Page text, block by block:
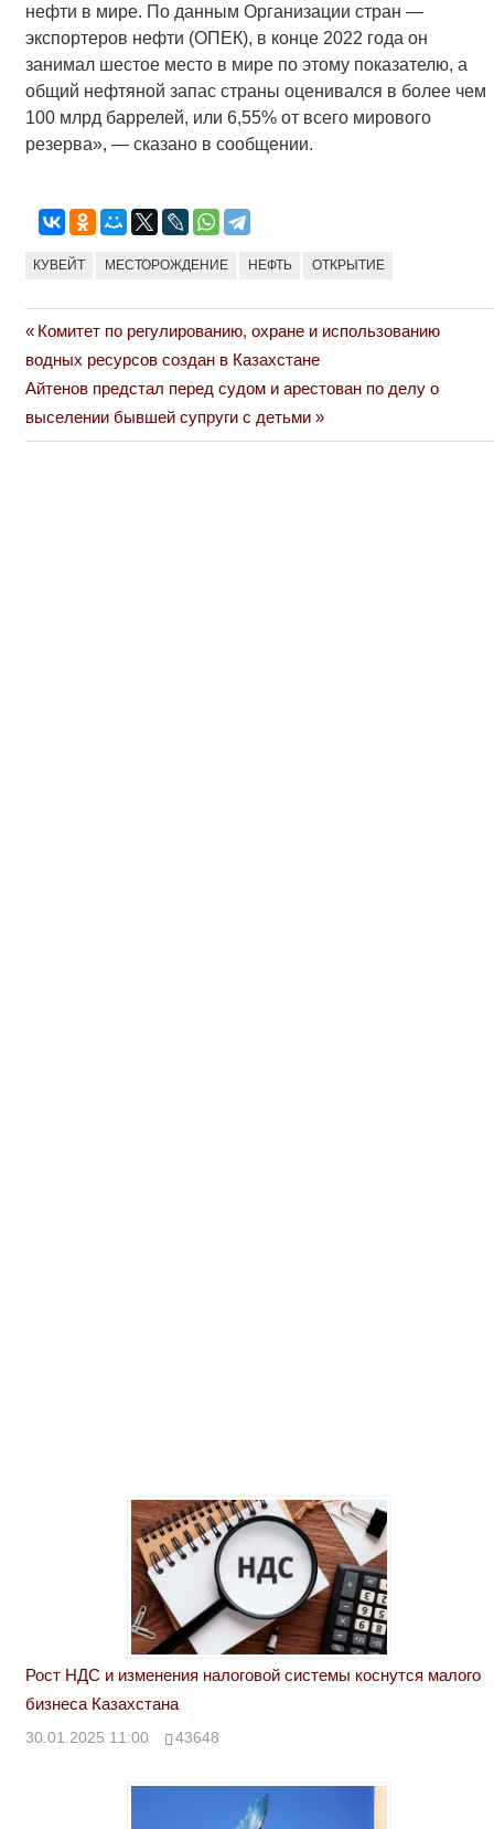
нефти в мире. По данным Организации стран —
экспортеров нефти (ОПЕК), в конце 2022 года он
занимал шестое место в мире по этому показателю, а
общий нефтяной запас страны оценивался в более чем
100 млрд баррелей, или 6,55% от всего мирового
резерва», — сказано в сообщении.
КУВЕЙТ МЕСТОРОЖДЕНИЕ НЕФТЬ ОТКРЫТИЕ
Навигация
по
записям
Previous
Post:
Комитет по регулированию, охране и использованию
водных ресурсов создан в Казахстане
Next
Post:
Айтенов предстал перед судом и арестован по делу о
выселении бывшей супруги с детьми
Рост НДС и изменения налоговой системы коснутся малого
бизнеса Казахстана
30.01.2025 11:00 43648